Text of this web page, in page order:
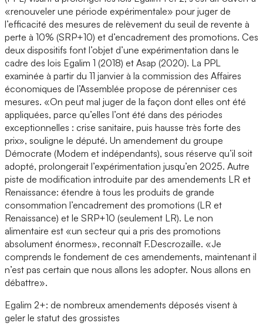
«renouveler une période expérimentale» pour juger de
l’efficacité des mesures de relèvement du seuil de revente à
perte à 10% (SRP+10) et d’encadrement des promotions. Ces
deux dispositifs font l’objet d’une expérimentation dans le
cadre des lois Egalim 1 (2018) et Asap (2020). La PPL
examinée à partir du 11 janvier à la commission des Affaires
économiques de l’Assemblée propose de pérenniser ces
mesures. «On peut mal juger de la façon dont elles ont été
appliquées, parce qu’elles l’ont été dans des périodes
exceptionnelles : crise sanitaire, puis hausse très forte des
prix», souligne le député. Un amendement du groupe
Démocrate (Modem et indépendants), sous réserve qu’il soit
adopté, prolongerait l’expérimentation jusqu’en 2025. Autre
piste de modification introduite par des amendements LR et
Renaissance: étendre à tous les produits de grande
consommation l’encadrement des promotions (LR et
Renaissance) et le SRP+10 (seulement LR). Le non
alimentaire est «un secteur qui a pris des promotions
absolument énormes», reconnaît F.Descrozaille. «Je
comprends le fondement de ces amendements, maintenant il
n’est pas certain que nous allons les adopter. Nous allons en
débattre».
Egalim 2+: de nombreux amendements déposés visent à
geler le statut des grossistes